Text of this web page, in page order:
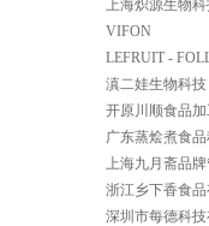
上海炽源生物科
VIFON
LEFRUIT -
滇二娃生物科
开原川顺食品加
广东蒸烩煮食
上海九月斋品牌
浙江乡下香食品
深圳市每德科技